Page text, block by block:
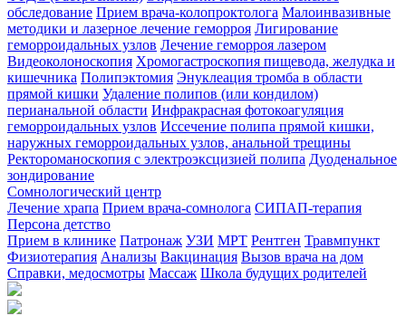
обследование Прием врача-колопроктолога Малоинвазивные
методики и лазерное лечение геморроя Лигирование
геморроидальных узлов Лечение геморроя лазером
Видеоколоноскопия Хромогастроскопия пищевода, желудка и
кишечника Полипэктомия Энуклеация тромба в области
прямой кишки Удаление полипов (или кондилом)
перианальной области Инфракрасная фотокоагуляция
геморроидальных узлов Иссечение полипа прямой кишки,
наружных геморроидальных узлов, анальной трещины
Ректороманоскопия с электроэксцизией полипа Дуоденальное
зондирование
Сомнологический центр
Лечение храпа Прием врача-сомнолога СИПАП-терапия
Персона детство
Прием в клинике Патронаж УЗИ МРТ Рентген Травмпункт
Физиотерапия Анализы Вакцинация Вызов врача на дом
Справки, медосмотры Массаж Школа будущих родителей